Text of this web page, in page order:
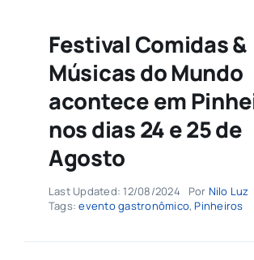
Festival Comidas &
Músicas do Mundo
acontece em
nos dias 24 e 25 de
Agosto
Last Updated: 12/08/2024 Por Nilo Luz
Tags:evento gastronômico,Pinheiros